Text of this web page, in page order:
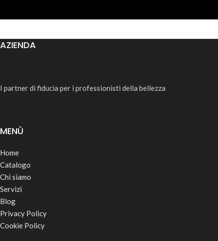
AZIENDA
I partner di fiducia per i professionisti della bellezza
MENÙ
Home
Catalogo
Chi siamo
Servizi
Blog
Privacy Policy
Cookie Policy